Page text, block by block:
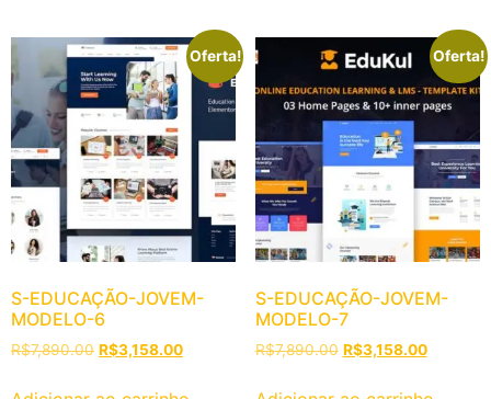
Oferta!
S-EDUCAÇÃO-JOVEM-
MODELO-6
R$7,890.00 R$3,158.00
Oferta!
S-EDUCAÇÃO-JOVEM-
MODELO-7
R$7,890.00 R$3,158.00